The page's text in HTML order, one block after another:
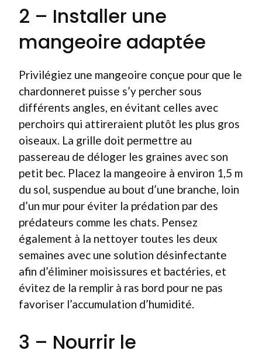
2 – Installer une
mangeoire adaptée
Privilégiez une mangeoire conçue pour que le
chardonneret puisse s’y percher sous
différents angles, en évitant celles avec
perchoirs qui attireraient plutôt les plus gros
oiseaux. La grille doit permettre au
passereau de déloger les graines avec son
petit bec. Placez la mangeoire à environ 1,5 m
du sol, suspendue au bout d’une branche, loin
d’un mur pour éviter la prédation par des
prédateurs comme les chats. Pensez
également à la nettoyer toutes les deux
semaines avec une solution désinfectante
afin d’éliminer moisissures et bactéries, et
évitez de la remplir à ras bord pour ne pas
favoriser l’accumulation d’humidité.
3 – Nourrir le